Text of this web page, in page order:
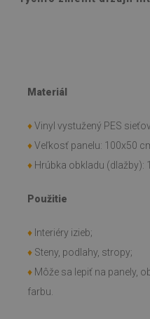
Materiál
♦Vinyl vystužený PES
♦Veľkosť panelu: 100x50
♦ Hrúbka obkladu (dlažby):
Použitie
♦ Interiéry izieb;
♦ Steny, podlahy, stropy;
♦ Môže sa lepiť na panely,
farbu.